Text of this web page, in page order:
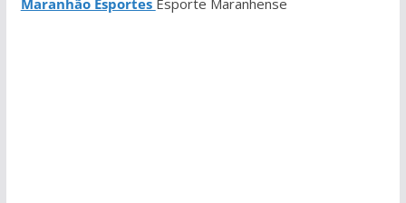
Maranhão Esportes Esporte Maranhense